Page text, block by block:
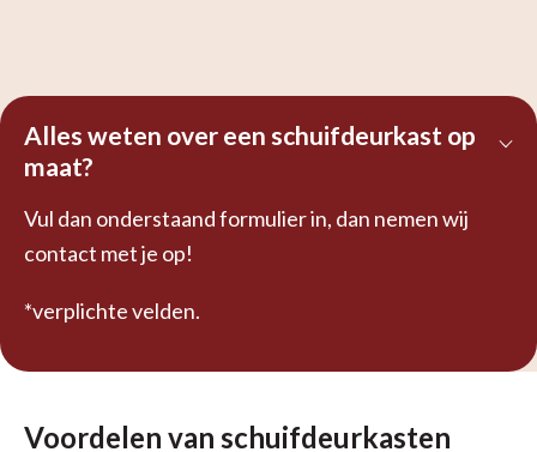
Alles weten over een schuifdeurkast op
maat?
Vul dan onderstaand formulier in, dan nemen wij
contact met je op!
*verplichte velden.
Voordelen van schuifdeurkasten